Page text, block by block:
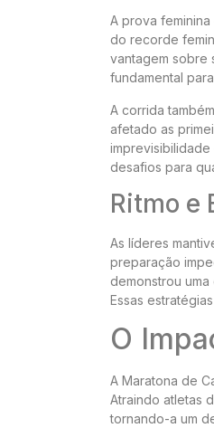
A prova
do recorde
vantagem sobre
fundamental
A corrida
afetado as
desafios para
Ritmo e
As líderes
preparação
demonstrou
Essas
O
A Maratona de
Atraindo atletas
tornando-a um